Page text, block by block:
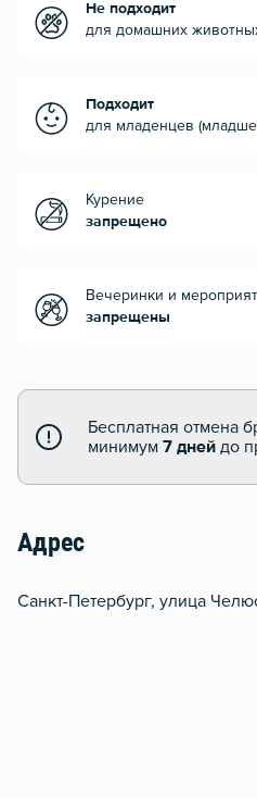
Не подходит
для домашних
Подходит
для младенцев (младше
Курение
запрещено
Вечеринки и
запрещены
Бесплатная отмена
минимум 7 дней до
Адрес
Санкт-Петербург, улица